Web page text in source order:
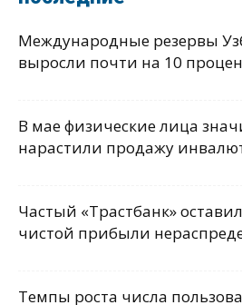
Международные резервы
выросли почти на 10
В мае физические лица
нарастили продажу
Частый «Трастбанк»
чистой прибыли
Темпы роста числа